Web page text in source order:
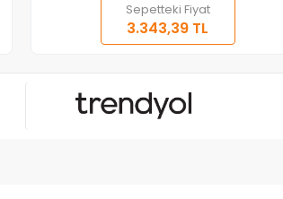
Sepetteki Fiyat
3.343,39 TL